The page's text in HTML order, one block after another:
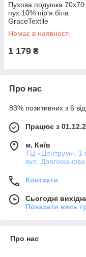
Пухова подушка 70x70
пух 10% пір'я біла
GraceTextile
Немає в наявності
1 179 ₴
Про нас
83% позитивних з 6
Працює з
м. Київ
ТЦ «Центрум», 1
вул.
Контакти
Сьогодні
Показати весь
Про нас